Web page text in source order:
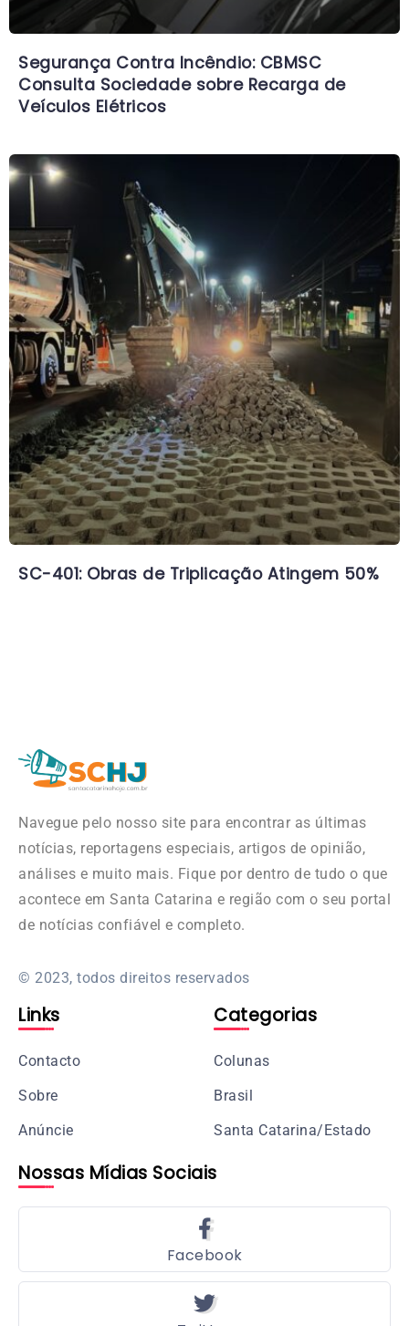
Segurança Contra Incêndio: CBMSC
Consulta Sociedade sobre Recarga de
Veículos Elétricos
SC-401: Obras de Triplicação Atingem 50%
Navegue pelo nosso site para encontrar as últimas
notícias, reportagens especiais, artigos de opinião,
análises e muito mais. Fique por dentro de tudo o que
acontece em Santa Catarina e região com o seu portal
de notícias confiável e completo.
© 2023, todos direitos reservados
Links
Contacto
Sobre
Anúncie
Categorias
Colunas
Brasil
Santa Catarina/Estado
Nossas Mídias Sociais
Facebook